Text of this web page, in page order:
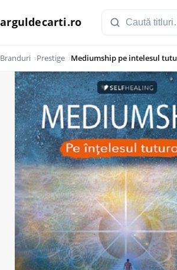
Branduri Prestige Mediumship pe intelesul